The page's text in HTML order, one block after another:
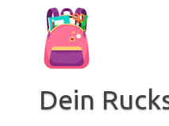
springen
Dein